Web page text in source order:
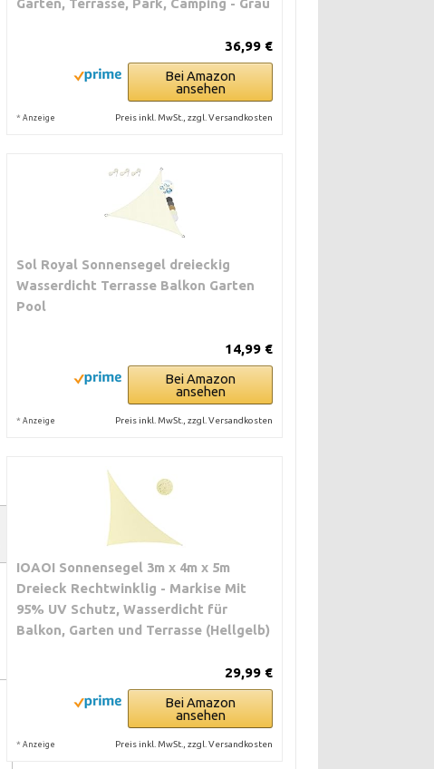
Garten, Terrasse, Park, Camping - Grau
36,99 €
Bei Amazon
ansehen
* Anzeige Preis inkl. MwSt., zzgl. Versandkosten
Sol Royal Sonnensegel dreieckig
Wasserdicht Terrasse Balkon Garten
Pool
14,99 €
Bei Amazon
ansehen
* Anzeige Preis inkl. MwSt., zzgl. Versandkosten
IOAOI Sonnensegel 3m x 4m x 5m
Dreieck Rechtwinklig - Markise Mit
95% UV Schutz, Wasserdicht für
Balkon, Garten und Terrasse (Hellgelb)
29,99 €
Bei Amazon
ansehen
* Anzeige Preis inkl. MwSt., zzgl. Versandkosten